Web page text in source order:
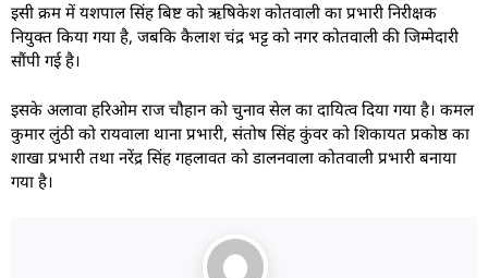
इसी क्रम में यशपाल सिंह बिष्ट को ऋषिकेश कोतवाली का प्रभारी निरीक्षक
नियुक्त किया गया है, जबकि कैलाश चंद्र भट्ट को नगर कोतवाली की जिम्मेदारी
सौंपी गई है।
इसके अलावा हरिओम राज चौहान को चुनाव सेल का दायित्व दिया गया है। कमल
कुमार लुंठी को रायवाला थाना प्रभारी, संतोष सिंह कुंवर को शिकायत प्रकोष्ठ का
शाखा प्रभारी तथा नरेंद्र सिंह गहलावत को डालनवाला कोतवाली प्रभारी बनाया
गया है।